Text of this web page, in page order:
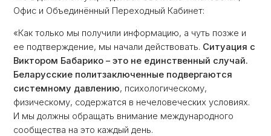
Офис и Объединённый Переходный Кабинет:
«Как только мы получили информацию, а чуть позже и
ее подтверждение, мы начали действовать. Ситуация с
Виктором Бабарико – это не единственный случай.
Беларусские политзаключенные подвергаются
системному давлению, психологическому,
физическому, содержатся в нечеловеческих условиях.
И мы должны обращать внимание международного
сообщества на это каждый день.